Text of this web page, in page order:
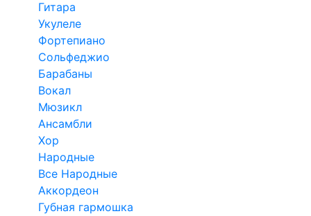
Гитара
Укулеле
Фортепиано
Сольфеджио
Барабаны
Вокал
Мюзикл
Ансамбли
Хор
Народные
Все Народные
Аккордеон
Губная гармошка